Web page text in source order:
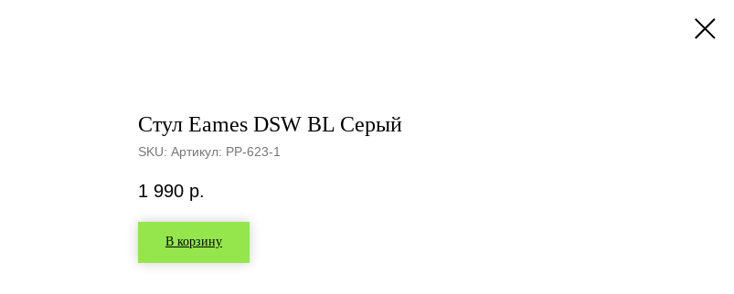
Cтул Eames DSW BL Серый
SKU: Артикул: PP-623-1
1 990 р.
В корзину